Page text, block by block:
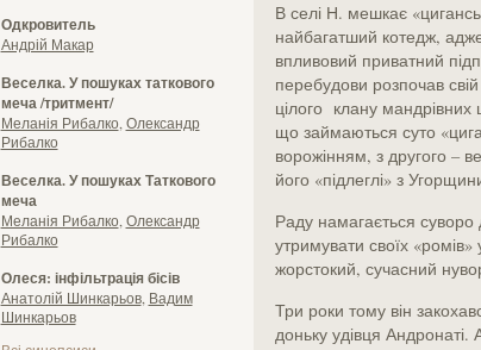
Одкровитель
Андрій Макар
Веселка. У пошуках таткового
меча /тритмент/
Меланія Рибалко Олександр
Рибалко
Веселка. У пошуках Таткового
меча
Меланія Рибалко Олександр
Рибалко
Олеся: інфільтрація бісів
Анатолій Шинкарьов, Вадим
Шинкарьов
В селі Н. мешкає
найбагатший котедж,
впливовий приватний
перебудови розпочав
цілого клану мандрівних
що займаються суто
ворожінням, з другого –
його «підлеглі» з
Раду намагається суворо
утримувати своїх «ромів»
жорстокий, сучасний
Три роки тому він
доньку удівця